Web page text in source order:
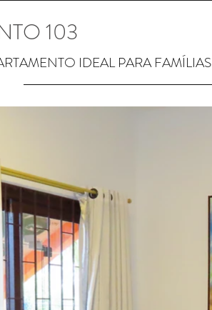
103
IDEAL PARA FAMÍLIAS